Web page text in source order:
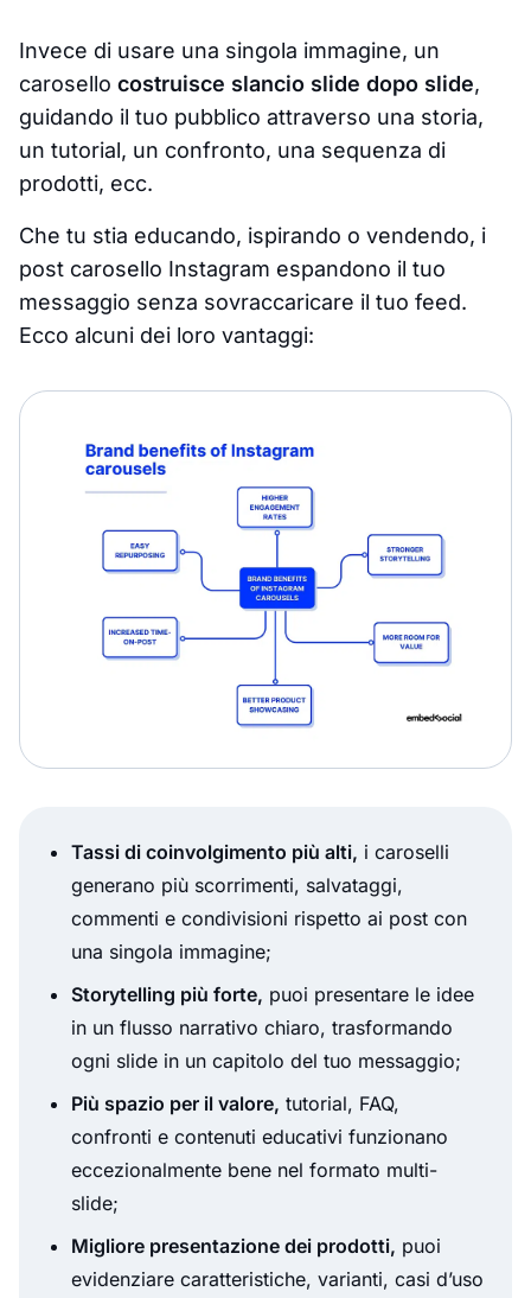
Invece di usare una singola immagine, un
carosello costruisce slancio slide dopo slide,
guidando il tuo pubblico attraverso una storia,
un tutorial, un confronto, una sequenza di
prodotti, ecc.
Che tu stia educando, ispirando o vendendo, i
post carosello Instagram espandono il tuo
messaggio senza sovraccaricare il tuo feed.
Ecco alcuni dei loro vantaggi:
Tassi di coinvolgimento più alti, i caroselli
generano più scorrimenti, salvataggi,
commenti e condivisioni rispetto ai post con
una singola immagine;
Storytelling più forte, puoi presentare le idee
in un flusso narrativo chiaro, trasformando
ogni slide in un capitolo del tuo messaggio;
Più spazio per il valore, tutorial, FAQ,
confronti e contenuti educativi funzionano
eccezionalmente bene nel formato multi-
slide;
Migliore presentazione dei prodotti, puoi
evidenziare caratteristiche, varianti, casi d’uso